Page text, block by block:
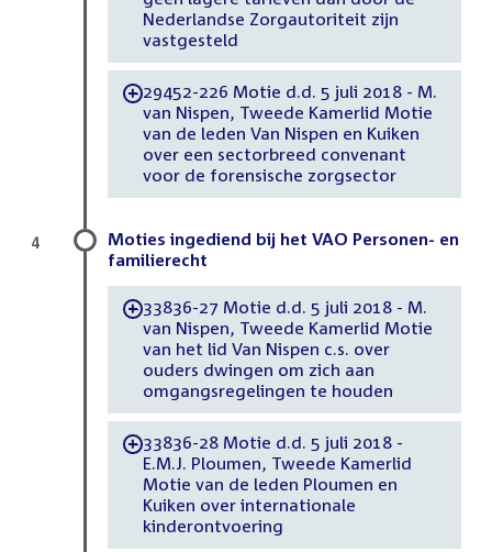
Nederlandse Zorgautoriteit zijn
vastgesteld
-29452-226 Motie d.d. 5 juli 2018 - M.
van Nispen, Tweede Kamerlid Motie
van de leden Van Nispen en Kuiken
over een sectorbreed convenant
voor de forensische zorgsector
Moties ingediend bij het VAO Personen- en
familierecht
-33836-27 Motie d.d. 5 juli 2018 - M.
van Nispen, Tweede Kamerlid Motie
van het lid Van Nispen c.s. over
ouders dwingen om zich aan
omgangsregelingen te houden
-33836-28 Motie d.d. 5 juli 2018 -
E.M.J. Ploumen, Tweede Kamerlid
Motie van de leden Ploumen en
Kuiken over internationale
kinderontvoering
4